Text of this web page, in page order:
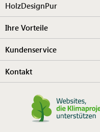
HolzDesignPur
Ihre Vorteile
Kundenservice
Kontakt